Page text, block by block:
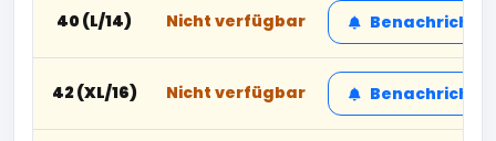
40 (L/14) Nicht verfügbar
42 (XL/16) Nicht verfügbar